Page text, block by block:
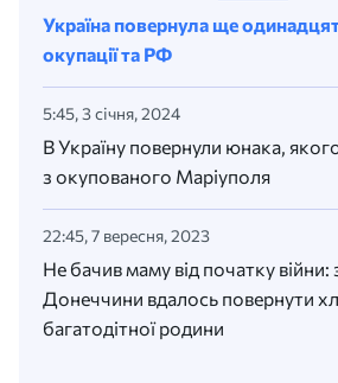
Україна повернула ще
окупації та РФ
5:45, 3 січня, 2024
В Україну повернули юнака,
з окупованого Маріуполя
22:45, 7 вересня, 2023
Не бачив маму від початку війни:
Донеччини вдалось повернути
багатодітної родини